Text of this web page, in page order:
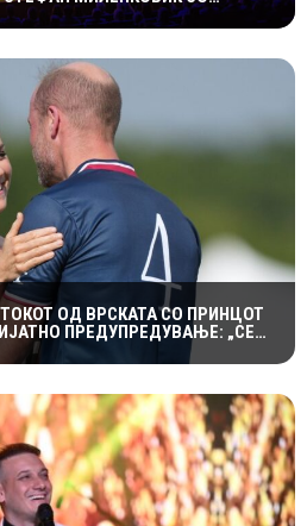
КОНЦЕРТ НА „ОХРИДСКО
ОД ВРСКАТА СО ПРИНЦОТ
ПРЕДУПРЕДУВАЊЕ: „СЕ